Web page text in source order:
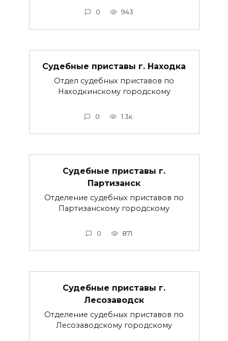
0 943
Судебные приставы г. Находка
Отдел судебных приставов по
Находкинскому городскому
0 1.3к.
Судебные приставы г.
Партизанск
Отделение судебных приставов по
Партизанскому городскому
0 871
Судебные приставы г.
Лесозаводск
Отделение судебных приставов по
Лесозаводскому городскому